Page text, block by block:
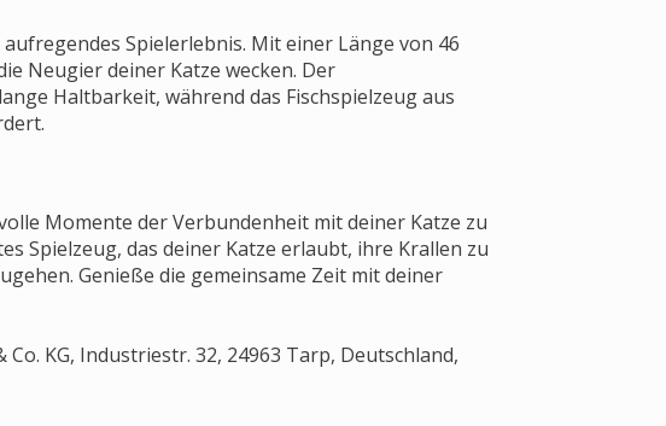
Spielerlebnis. Mit einer Länge von 46
Neugier deiner Katze wecken. Der
Haltbarkeit, während das Fischspielzeug aus
Momente der Verbundenheit mit deiner Katze zu
Spielzeug, das deiner Katze erlaubt, ihre Krallen zu
Genieße die gemeinsame Zeit mit deiner
KG, Industriestr. 32, 24963 Tarp, Deutschland,